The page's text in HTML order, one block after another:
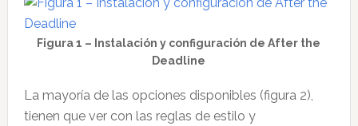
Figura 1 – Instalación y configuración de After the
Deadline
La mayoría de las opciones disponibles (figura 2),
tienen que ver con las reglas de estilo y